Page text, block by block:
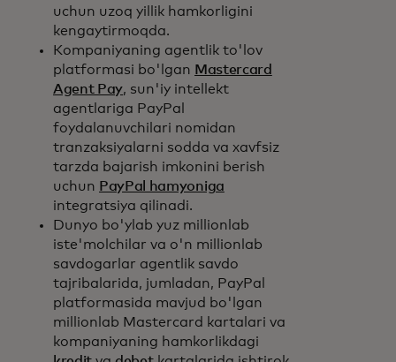
uchun uzoq yillik hamkorligini
kengaytirmoqda.
Kompaniyaning agentlik to'lov
platformasi bo'lgan Mastercard
Agent Pay, sun'iy intellekt
agentlariga PayPal
foydalanuvchilari nomidan
tranzaksiyalarni sodda va xavfsiz
tarzda bajarish imkonini berish
uchun PayPal hamyoniga
integratsiya qilinadi.
Dunyo bo'ylab yuz millionlab
iste'molchilar va o'n millionlab
savdogarlar agentlik savdo
tajribalarida, jumladan, PayPal
platformasida mavjud bo'lgan
millionlab Mastercard kartalari va
kompaniyaning hamkorlikdagi